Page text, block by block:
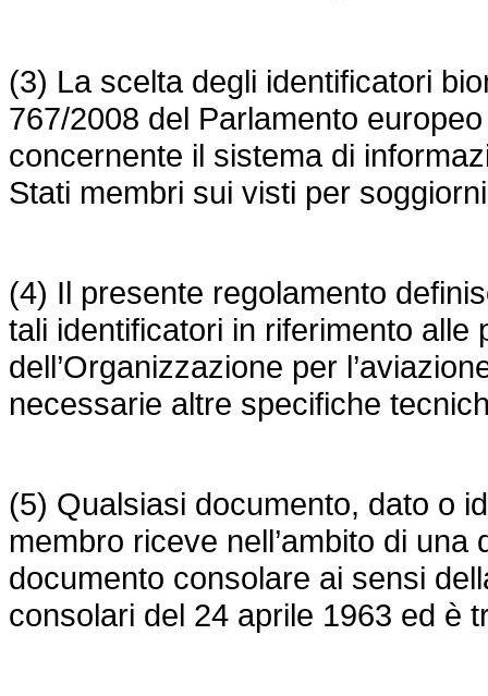
(3) La scelta degli identificatori
767/2008 del Parlamento
concernente il sistema di
Stati membri sui visti per
(4) Il presente regolamento
tali identificatori in riferimento alle
dell’Organizzazione per
necessarie altre specifiche
(5) Qualsiasi documento, dato o
membro riceve nell’ambito di
documento consolare ai sensi
consolari del 24 aprile 1963 ed è